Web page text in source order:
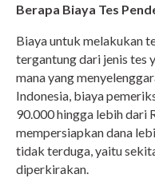
Berapa Biaya Tes
Biaya untuk melakukan
tergantung dari jenis tes
mana yang
Indonesia, biaya
90.000 hingga lebih dari
mempersiapkan dana
tidak terduga, yaitu
diperkirakan.